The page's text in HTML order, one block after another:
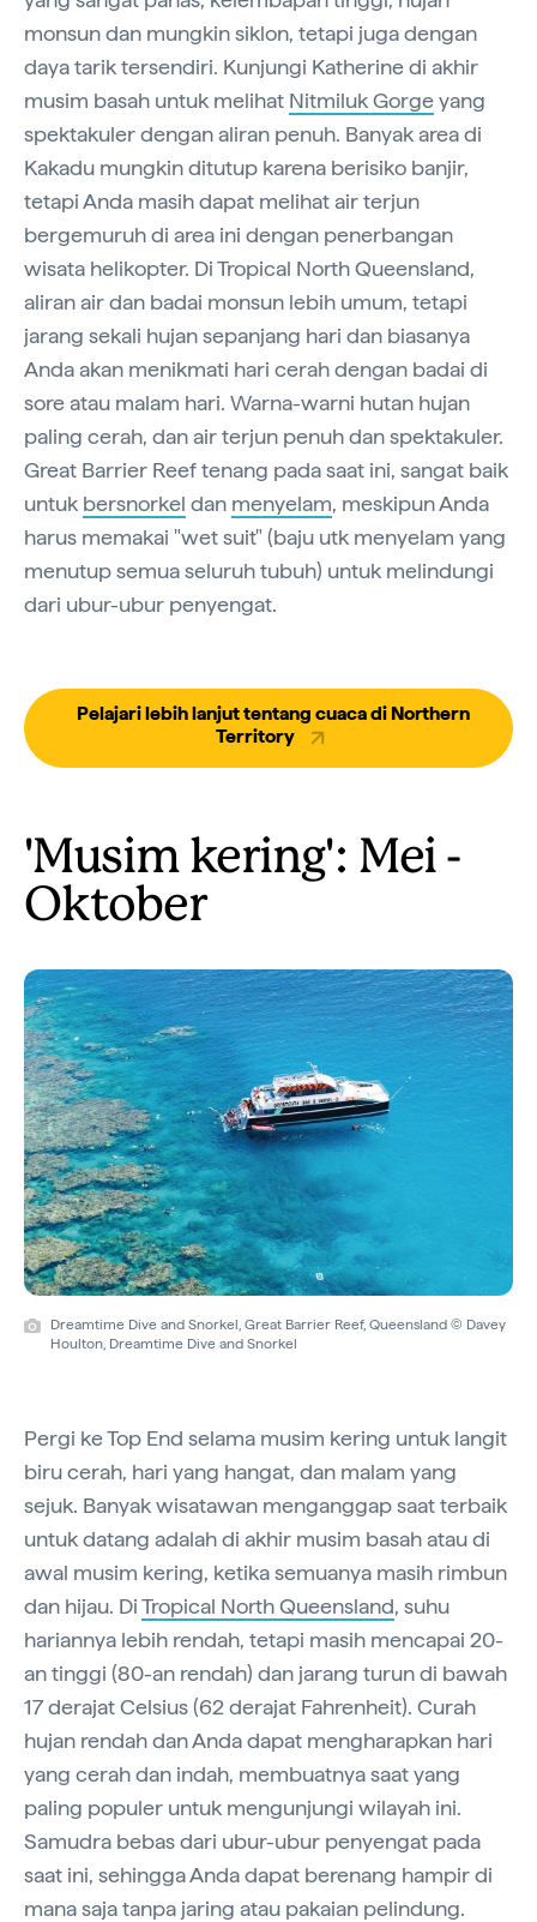
monsun dan mungkin siklon, tetapi juga dengan
daya tarik tersendiri. Kunjungi Katherine di akhir
musim basah untuk melihat Nitmiluk Gorgeyang
spektakuler dengan aliran penuh. Banyak area di
Kakadu mungkin ditutup karena berisiko banjir,
tetapi Anda masih dapat melihat air terjun
bergemuruh di area ini dengan penerbangan
wisata helikopter. Di Tropical North Queensland,
aliran air dan badai monsun lebih umum, tetapi
jarang sekali hujan sepanjang hari dan biasanya
Anda akan menikmati hari cerah dengan badai di
sore atau malam hari. Warna-warni hutan hujan
paling cerah, dan air terjun penuh dan spektakuler.
Great Barrier Reef tenang pada saat ini, sangat baik
untuk bersnorkel dan menyelam, meskipun Anda
harus memakai "wet suit" (baju utk menyelam yang
menutup semua seluruh tubuh) untuk melindungi
dari ubur-ubur penyengat.
Pelajari lebih lanjut tentang cuaca di Northern
Territory
'Musim kering': Mei -
Oktober
Dreamtime Dive and Snorkel, Great Barrier Reef, Queensland © Davey
Houlton, Dreamtime Dive and Snorkel
Pergi ke Top End selama musim kering untuk langit
biru cerah, hari yang hangat, dan malam yang
sejuk. Banyak wisatawan menganggap saat terbaik
untuk datang adalah di akhir musim basah atau di
awal musim kering, ketika semuanya masih rimbun
dan hijau. DiTropical North Queensland, suhu
hariannya lebih rendah, tetapi masih mencapai 20-
an tinggi (80-an rendah) dan jarang turun di bawah
17 derajat Celsius (62 derajat Fahrenheit). Curah
hujan rendah dan Anda dapat mengharapkan hari
yang cerah dan indah, membuatnya saat yang
paling populer untuk mengunjungi wilayah ini.
Samudra bebas dari ubur-ubur penyengat pada
saat ini, sehingga Anda dapat berenang hampir di
mana saja tanpa jaring atau pakaian pelindung.